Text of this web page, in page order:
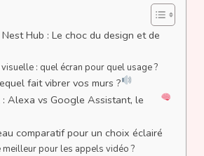
Hub : Le choc du design et de
visuelle : quel écran pour quel usage ?
fait vibrer vos murs ?
: Alexa vs Google Assistant, le
comparatif pour un choix éclairé
meilleur pour les appels vidéo ?